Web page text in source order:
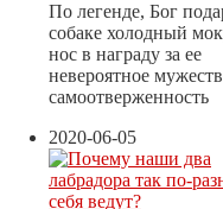
По легенде, Бог
собаке холодный
нос в награду за ее
невероятное
самоотверженность
2020-06-05